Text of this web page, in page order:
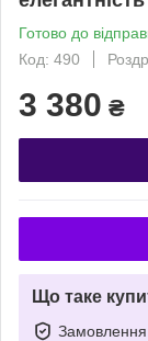
Готово до
Код: 490
3 380 ₴
Що таке
Замовлення